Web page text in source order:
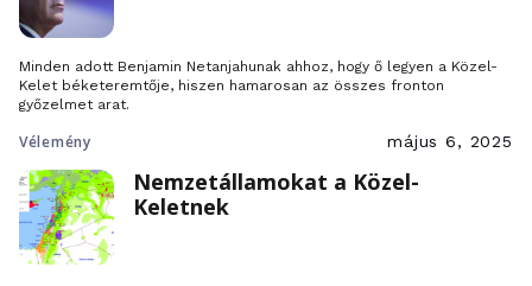
Minden adott Benjamin Netanjahunak ahhoz, hogy ő legyen a Közel-
Kelet béketeremtője, hiszen hamarosan az összes fronton
győzelmet arat.
Vélemény május 6, 2025
Nemzetállamokat a Közel-
Keletnek